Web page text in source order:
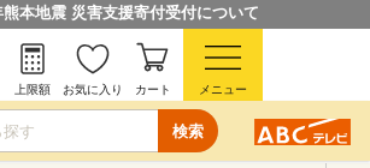
本地震 災害支援寄付受付について
検索
上限額 お気に入り カート メニュー